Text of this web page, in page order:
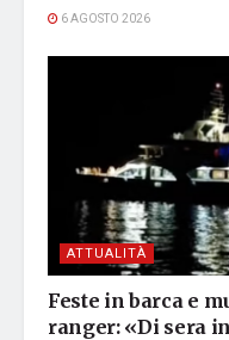
6 AGOSTO 2026
ATTUALITÀ
Feste in barca e
ranger: «Di sera